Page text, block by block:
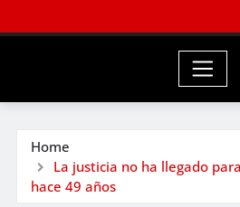
Home
La justicia no ha llegado
hace 49 años